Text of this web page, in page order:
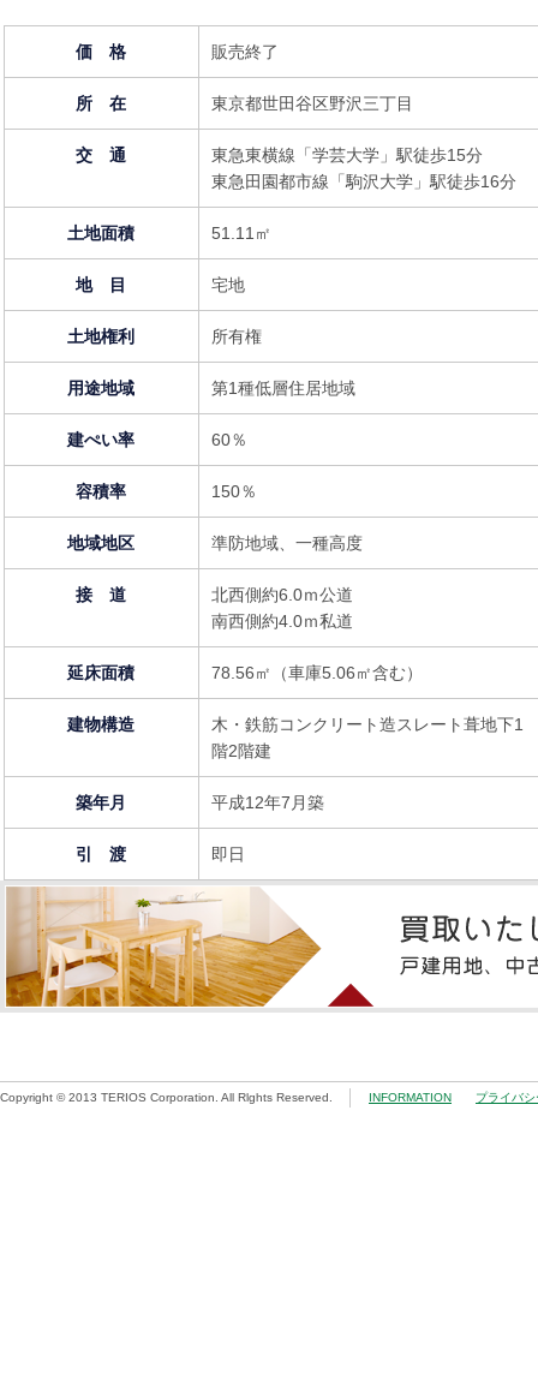
価 格 販売終了
所 在 東京都世田谷区野沢三丁目
交 通
東急東横線「学芸大学」駅徒歩15分
東急田園都市線「駒沢大学」駅徒歩16分
土地面積 51.11㎡
地 目 宅地
土地権利 所有権
用途地域 第1種低層住居地域
建ぺい率 60％
容積率 150％
地域地区 準防地域、一種高度
接 道
北西側約6.0ｍ公道
南西側約4.0ｍ私道
延床面積 78.56㎡（車庫5.06㎡含む）
建物構造
木・鉄筋コンクリート造スレート葺地下1
階2階建
築年月 平成12年7月築
引 渡 即日
Copyright © 2013 TERIOS Corporation. All Rlghts Reserved. INFORMATION プライバ